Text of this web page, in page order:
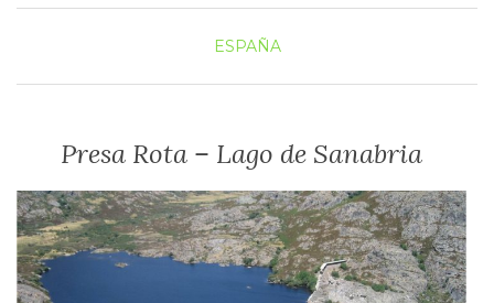
ESPAÑA
Presa Rota – Lago de Sanabria